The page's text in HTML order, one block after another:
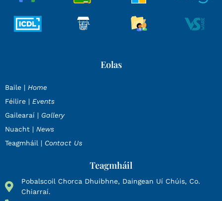
Eolas
Baile | Home
Féilire | Events
Gailearaí | Gallery
Nuacht | News
Teagmháil | Contact Us
Teagmháil
Pobalscoil Chorca Dhuibhne, Daingean Uí Chúis, Co.
Chiarraí.